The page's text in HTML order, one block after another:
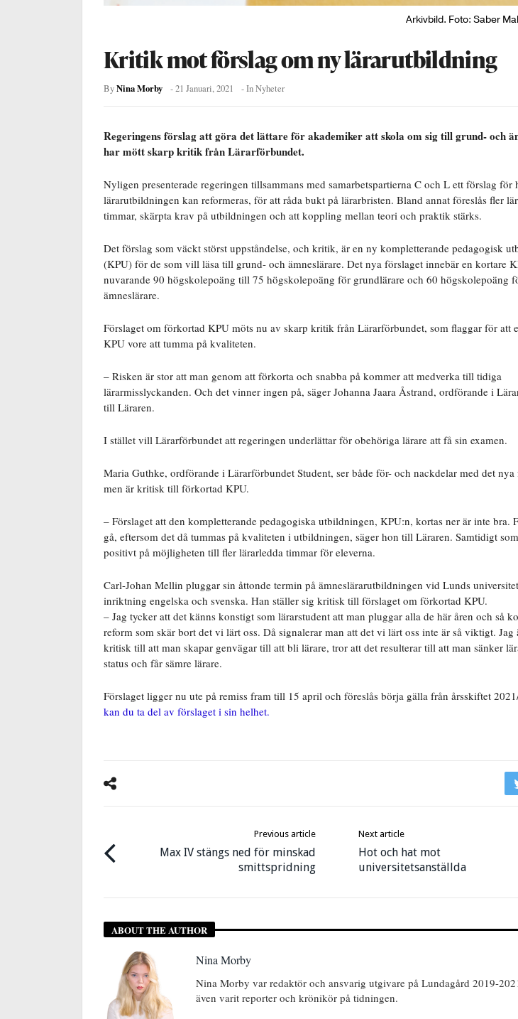
Arkivbild. Foto: Saber
Kritik mot förslag om ny lärarutbildning
ByNina Morby -21 Januari, 2021 - InNyheter
Regeringens förslag att göra det lättare för akademiker att skola om sig till grund- och
har mött skarp kritik från Lärarförbundet.
Nyligen presenterade regeringen tillsammans med samarbetspartierna C och L ett förslag för
lärarutbildningen kan reformeras, för att råda bukt på lärarbristen. Bland annat föreslås fler
timmar, skärpta krav på utbildningen och att koppling mellan teori och praktik stärks.
Det förslag som väckt störst uppståndelse, och kritik, är en ny kompletterande pedagogisk
(KPU) för de som vill läsa till grund- och ämneslärare. Det nya förslaget innebär en kortare
nuvarande 90 högskolepoäng till 75 högskolepoäng för grundlärare och 60 högskolepoäng
ämneslärare.
Förslaget om förkortad KPU möts nu av skarp kritik från Lärarförbundet, som flaggar för att
KPU vore att tumma på kvaliteten.
– Risken är stor att man genom att förkorta och snabba på kommer att medverka till tidiga
lärarmisslyckanden. Och det vinner ingen på, säger Johanna Jaara Åstrand, ordförande i
till Läraren.
I stället vill Lärarförbundet att regeringen underlättar för obehöriga lärare att få sin examen.
Maria Guthke, ordförande i Lärarförbundet Student, ser både för- och nackdelar med det nya
men är kritisk till förkortad KPU.
– Förslaget att den kompletterande pedagogiska utbildningen, KPU:n, kortas ner är inte bra.
gå, eftersom det då tummas på kvaliteten i utbildningen, säger hon till Läraren. Samtidigt
positivt på möjligheten till fler lärarledda timmar för eleverna.
Carl-Johan Mellin pluggar sin åttonde termin på ämneslärarutbildningen vid Lunds
inriktning engelska och svenska. Han ställer sig kritisk till förslaget om förkortad KPU.
– Jag tycker att det känns konstigt som lärarstudent att man pluggar alla de här åren och så
reform som skär bort det vi lärt oss. Då signalerar man att det vi lärt oss inte är så viktigt. Jag
kritisk till att man skapar genvägar till att bli lärare, tror att det resulterar till att man sänker
status och får sämre lärare.
Förslaget ligger nu ute på remiss fram till 15 april och föreslås börja gälla från årsskiftet
kan du ta del av förslaget i sin helhet.
Previous article
Max IV stängs ned för minskad
smittspridning
Next article
Hot och hat mot
universitetsanställda
ABOUT THE AUTHOR
Nina Morby
Nina Morby var redaktör och ansvarig utgivare på Lundagård 2019-
även varit reporter och krönikör på tidningen.